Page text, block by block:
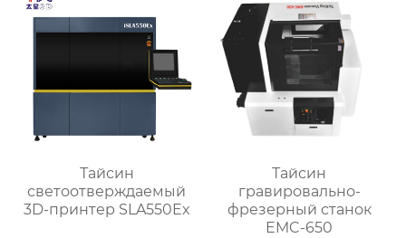
Тайсин
светоотверждаемый
3D-принтер SLA550Ex
Тайсин
гравировально-
фрезерный станок
EMC-650